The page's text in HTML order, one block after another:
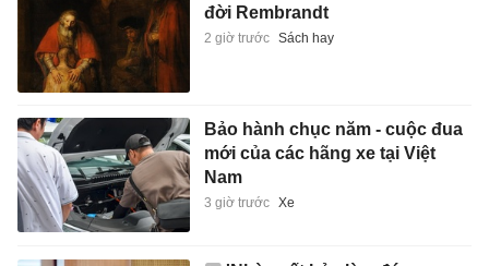
đời Rembrandt
2 giờ trước Sách hay
Bảo hành chục năm - cuộc đua
mới của các hãng xe tại Việt
Nam
3 giờ trước Xe